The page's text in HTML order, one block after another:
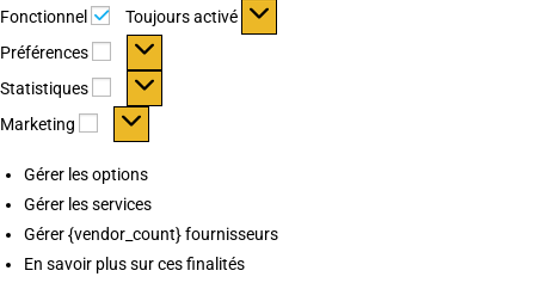
Fonctionnel Fonctionnel
Toujours activé
Préférences
Préférences
Statistiques Statistiques
Marketing Marketing
Gérer les options
Gérer les services
Gérer {vendor_count} fournisseurs
En savoir plus sur ces finalités